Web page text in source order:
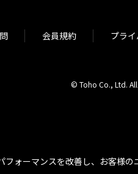
会員規約 プラ
© Toho Co., Ltd. All
ォーマンスを改善し、お客様